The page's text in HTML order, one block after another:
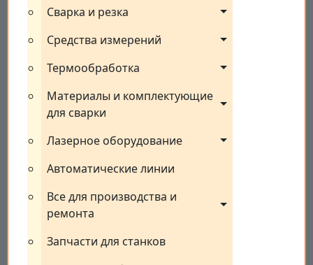
Сварка и резка
Средства измерений
Термообработка
Материалы и комплектующие
для сварки
Лазерное оборудование
Автоматические линии
Все для производства и
ремонта
Запчасти для станков